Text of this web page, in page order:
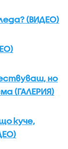
(ВИДЕО)
но
(ГАЛЕРИЯ)
куче,